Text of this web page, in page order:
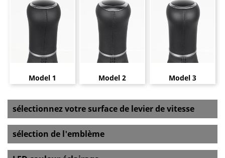
Model 1 Model 2 Model 3
sélectionnez votre surface de levier de vitesse
sélection de l'emblème